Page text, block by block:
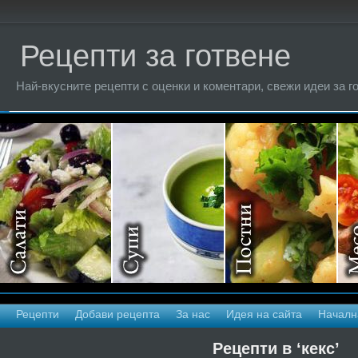
Рецепти за готвене
Най-вкусните рецепти с оценки и коментари, свежи идеи за
Рецепти Добави рецепта За нас Идея на сайта
Рецепти в ‘кекс’